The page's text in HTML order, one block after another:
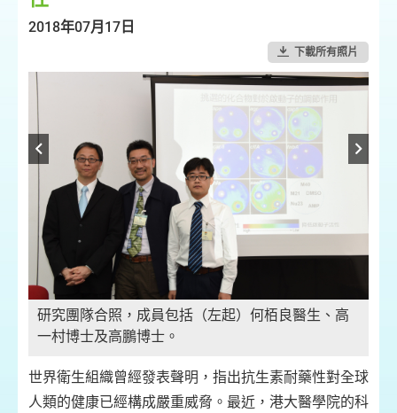
2018年07月17日
下載所有照片
研究團隊合照，成員包括（左起）何栢良醫生、高
一村博士及高鵬博士。
世界衛生組織曾經發表聲明，指出抗生素耐藥性對全球
人類的健康已經構成嚴重威脅。最近，港大醫學院的科